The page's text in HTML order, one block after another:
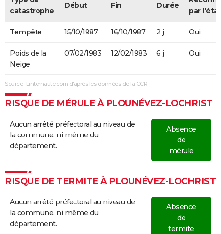
catastrophe
Début Fin Durée
par l'état
Tempête 15/10/1987 16/10/1987 2 j Oui
Poids de la
Neige
07/02/1983 12/02/1983 6 j Oui
Source : Linternaute.com d'après les données de la CCR
RISQUE DE MÉRULE À PLOUNÉVEZ-LOCHRIST
Aucun arrêté préfectoral au niveau de
la commune, ni même du
département.
Absence
de
mérule
RISQUE DE TERMITE À PLOUNÉVEZ-LOCHRIST
Aucun arrêté préfectoral au niveau de
la commune, ni même du
département.
Absence
de
termite